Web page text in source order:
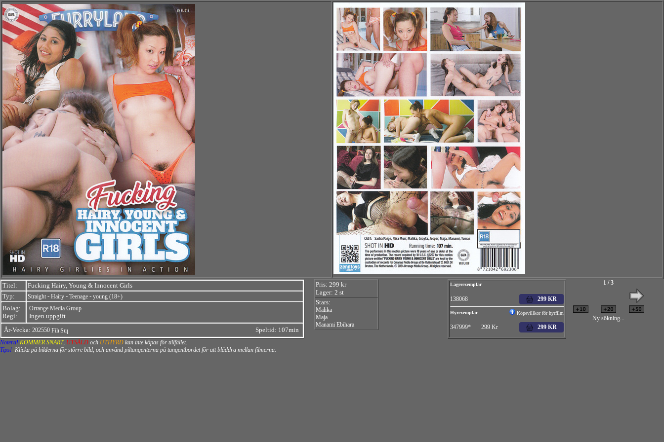
Titel:
Fucking Hairy, Young & Innocent Girls
Typ:
Straight - Hairy - Teenage - young (18+)
Bolag:
Regi:
Orrange Media Group
Ingen uppgift
År-Vecka: 202550 Speltid: 107min
Pris: 299 kr
Lager: 2 st
Stars:
Malika
Maja
Manami Ebihara
Lagerexemplar
138068 299 KR
Hyrexemplar Köpevillkor för hyrfilm
347999* 299 Kr 299 KR
1 / 3
Ny sökning...
Notera! KOMMER SNART, UTSÅLD och UTHYRD kan inte köpas för tillfället.
Tips! Klicka på bilderna för större bild, och använd piltangenterna på tangentbordet för att bläddra mellan filmerna.